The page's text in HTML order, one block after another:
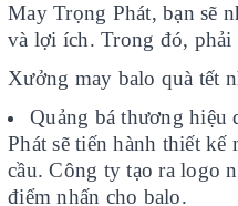
May Trọng Phát, bạn sẽ
và lợi ích. Trong đó, phải
Xưởng may balo quà tết
Quảng bá thương hiệu
Phát sẽ tiến hành thiết
cầu. Công ty tạo ra logo
điểm nhấn cho balo.